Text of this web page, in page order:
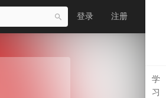
登录 注册
学
习